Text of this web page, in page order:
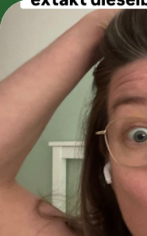
Soon you will learn